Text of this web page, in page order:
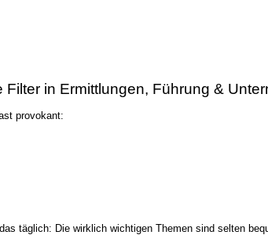
in Ermittlungen, Führung &
provokant:
täglich: Die wirklich wichtigen Themen sind selten